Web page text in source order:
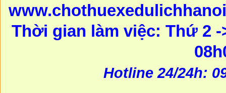
Thời gian làm việc: Thứ 2
Hotline 24/24h: